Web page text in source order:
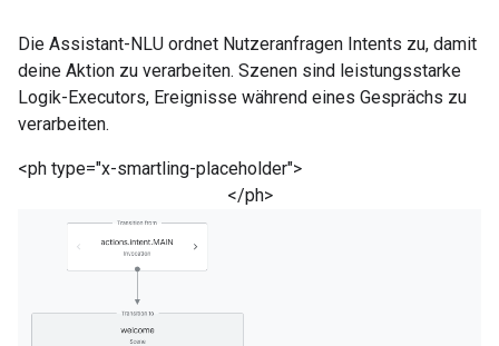
Die Assistant-NLU ordnet Nutzeranfragen Intents zu, damit
deine Aktion zu verarbeiten. Szenen sind leistungsstarke
Logik-Executors, Ereignisse während eines Gesprächs zu
verarbeiten.
<ph type="x-smartling-placeholder">
</ph>